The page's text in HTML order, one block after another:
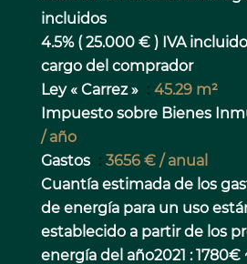
incluidos
4.5% ( 25.000 € ) IVA
cargo del comprador
Ley « Carrez »
45.29 m²
Impuesto sobre Bienes
/ año
Gastos
3656 € / anual
Cuantía estimada de los
de energía para un uso
establecido a partir de los
energía del año2021 : 1780€